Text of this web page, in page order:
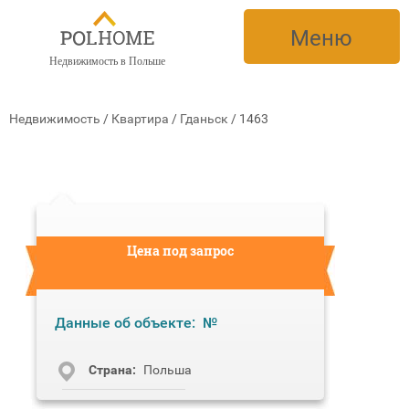
Недвижимость в Польше
Меню
Недвижимость / Квартира / Гданьск / 1463
Цена под запрос
Данные об объекте: №
Cтрана: Польша